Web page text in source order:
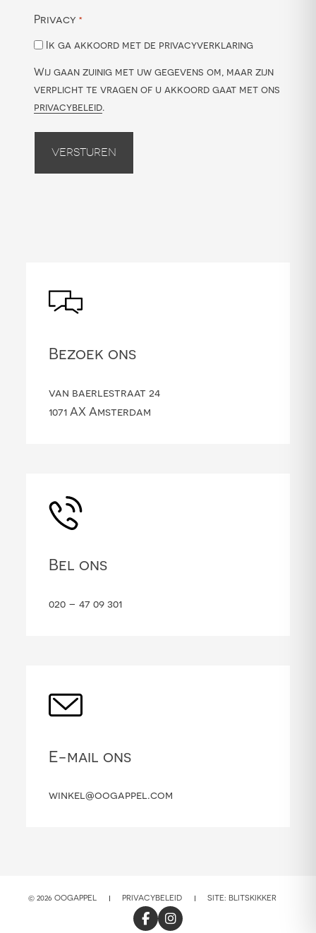
Privacy *
Ik ga akkoord met de privacyverklaring
Wij gaan zuinig met uw gegevens om, maar zijn
verplicht te vragen of u akkoord gaat met ons
privacybeleid.
Versturen
Bezoek ons
van baerlestraat 24
1071 AX Amsterdam
Bel ons
020 – 47 09 301
E-mail ons
winkel@oogappel.com
© 2026 OOGAPPEL PRIVACYBELEID SITE: BLITSKIKKER